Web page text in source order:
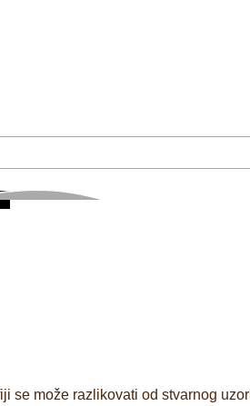
se može razlikovati od stvarnog